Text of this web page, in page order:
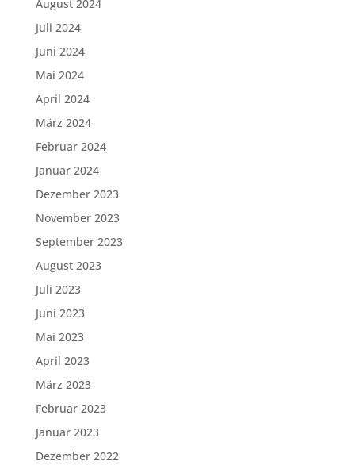
August 2024
Juli 2024
Juni 2024
Mai 2024
April 2024
März 2024
Februar 2024
Januar 2024
Dezember 2023
November 2023
September 2023
August 2023
Juli 2023
Juni 2023
Mai 2023
April 2023
März 2023
Februar 2023
Januar 2023
Dezember 2022